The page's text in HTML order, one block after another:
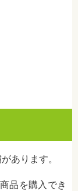
あります。
品を購入でき